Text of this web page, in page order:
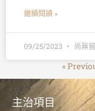
繼續閱讀 »
09/25/2023 尚無
«
主治項目